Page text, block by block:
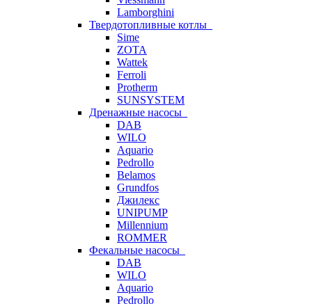
Lamborghini
Твердотопливные котлы
Sime
ZOTA
Wattek
Ferroli
Protherm
SUNSYSTEM
Дренажные насосы
DAB
WILO
Aquario
Pedrollo
Belamos
Grundfos
Джилекс
UNIPUMP
Millennium
ROMMER
Фекальные насосы
DAB
WILO
Aquario
Pedrollo